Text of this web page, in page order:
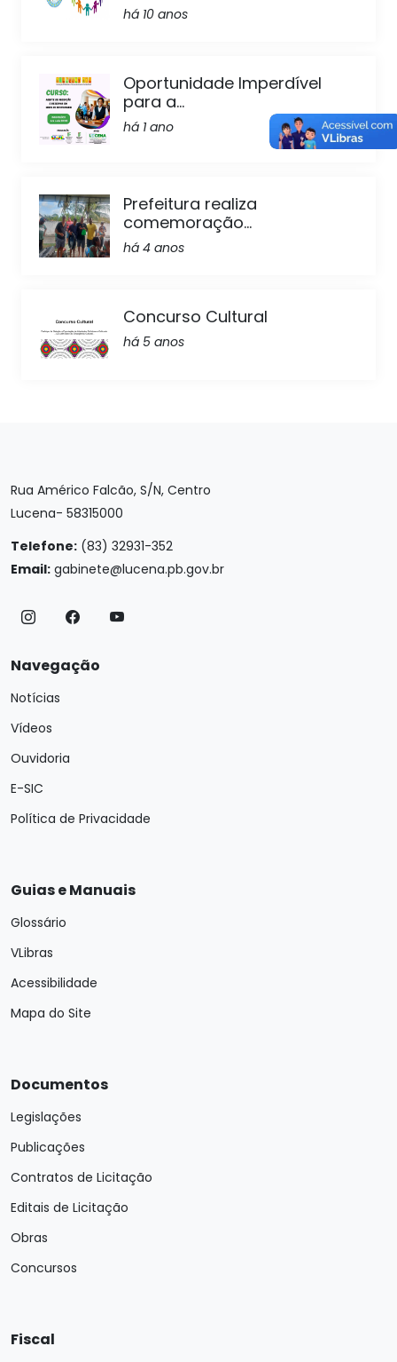
há 10 anos
Oportunidade Imperdível
para a...
há 1 ano
Prefeitura realiza
comemoração...
há 4 anos
Concurso Cultural
há 5 anos
Rua Américo Falcão, S/N, Centro
Lucena- 58315000
Telefone: (83) 32931-352
Email: gabinete@lucena.pb.gov.br
Navegação
Notícias
Vídeos
Ouvidoria
E-SIC
Política de Privacidade
Guias e Manuais
Glossário
VLibras
Acessibilidade
Mapa do Site
Documentos
Legislações
Publicações
Contratos de Licitação
Editais de Licitação
Obras
Concursos
Fiscal